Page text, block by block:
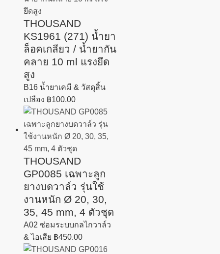
THOUSAND
KS1961 (271) น้ำยา
ล็อคเกลียว / น้ำยากัน
คลาย 10 ml แรงยึด
สูง
B16 น้ำยาเคมี & วัสดุสิ้น
เปลือง ฿100.00
THOUSAND
GP0085 เฉพาะลูก
ยางบดวาล์ว รุ่นใช้
งานหนัก Ø 20, 30,
35, 45 mm, 4 ตัวชุด
A02 ซ่อมระบบกลไกวาล์ว
& ไอเสีย ฿450.00